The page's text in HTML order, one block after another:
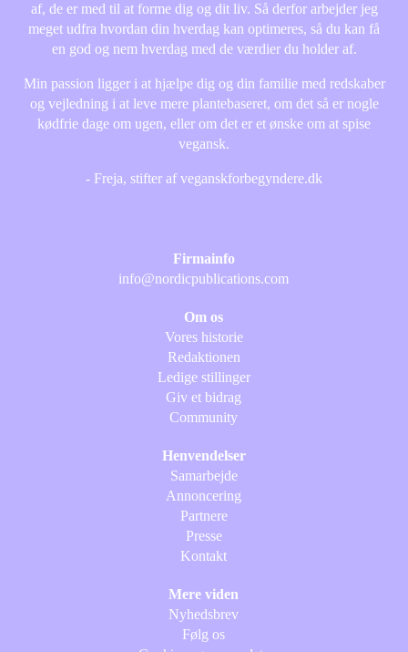
af, de er med til at forme dig og dit liv. Så derfor arbejder jeg
meget udfra hvordan din hverdag kan optimeres, så du kan få
en god og nem hverdag med de værdier du holder af.
Min passion ligger i at hjælpe dig og din familie med redskaber
og vejledning i at leve mere plantebaseret, om det så er nogle
kødfrie dage om ugen, eller om det er et ønske om at spise
vegansk.
- Freja, stifter af veganskforbegyndere.dk
Firmainfo
info@nordicpublications.com
Om os
Vores historie
Redaktionen
Ledige stillinger
Giv et bidrag
Community
Henvendelser
Samarbejde
Annoncering
Partnere
Presse
Kontakt
Mere viden
Nyhedsbrev
Følg os